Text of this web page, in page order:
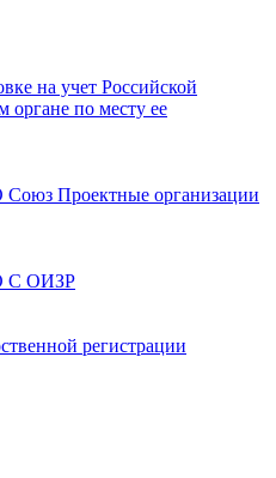
на учет Российской
органе по месту ее
Проектные организации
С ОИЗР
регистрации